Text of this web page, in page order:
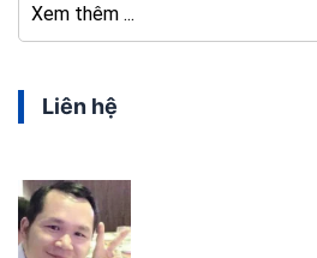
Xem thêm ...
Liên hệ